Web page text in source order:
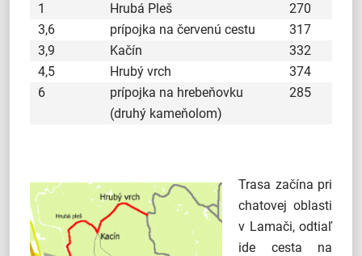
1
Hrubá Pleš
270
3,6
prípojka na červenú cestu
317
3,9
Kačín
332
4,5
Hrubý vrch
374
6
prípojka na hrebeňovku
(druhý kameňolom)
285
Trasa začína pri
chatovej oblasti
v Lamači, odtiaľ
ide cesta na